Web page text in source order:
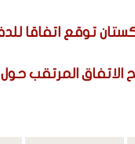
توقع اتفاقا
الاتفاق المرتقب